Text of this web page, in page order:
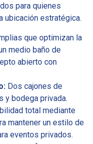
para quienes
ubicación estratégica.
que optimizan la
medio baño de
abierto con
Dos cajones de
y bodega privada.
total mediante
mantener un estilo de
eventos privados.